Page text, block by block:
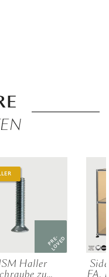
PRE-
LOVED
Haller
zu FA,